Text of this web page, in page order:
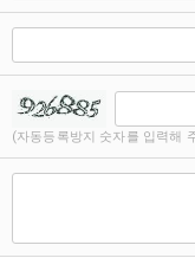
(자동등록방지 숫자를 입력해